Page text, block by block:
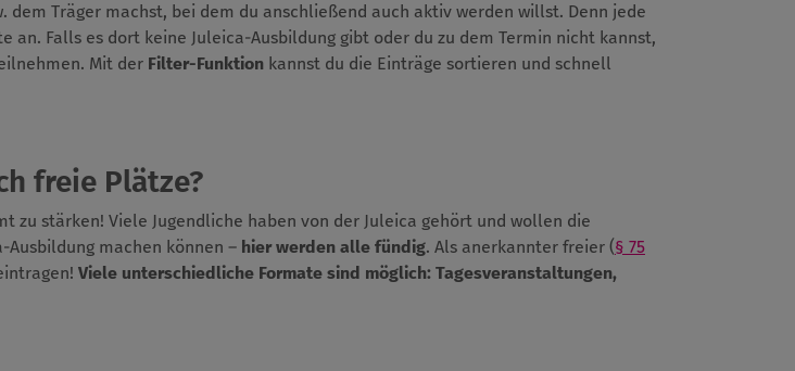
dem Träger machst, bei dem du anschließend auch aktiv werden willst. Denn jede
an. Falls es dort keine Juleica-Ausbildung gibt oder du zu dem Termin nicht kannst,
Mit der Filter-Funktion kannst du die Einträge sortieren und schnell
freie Plätze?
zu stärken! Viele Jugendliche haben von der Juleica gehört und wollen die
Ausbildung machen können – hier werden alle fündig. Als anerkannter freier (§ 75
Viele unterschiedliche Formate sind möglich: Tagesveranstaltungen,